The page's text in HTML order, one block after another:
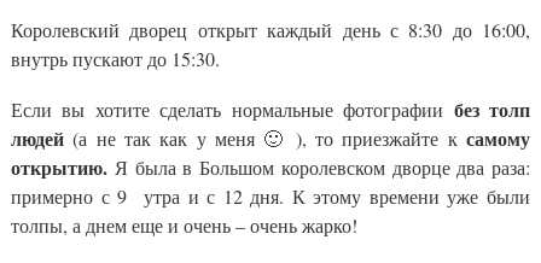
Королевский дворец открыт каждый день с 8:30 до 16:00,
внутрь пускают до 15:30.
Если вы хотите сделать нормальные фотографии без толп
людей (а не так как у меня 🙂 ), то приезжайте к самому
открытию. Я была в Большом королевском дворце два раза:
примерно с 9 утра и с 12 дня. К этому времени уже были
толпы, а днем еще и очень – очень жарко!